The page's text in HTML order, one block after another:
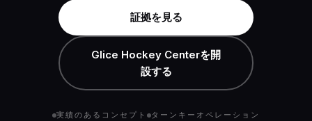
証拠を見る
Glice Hockey Centerを開
設する
実績のあるコンセプト
ターンキーオペレーション